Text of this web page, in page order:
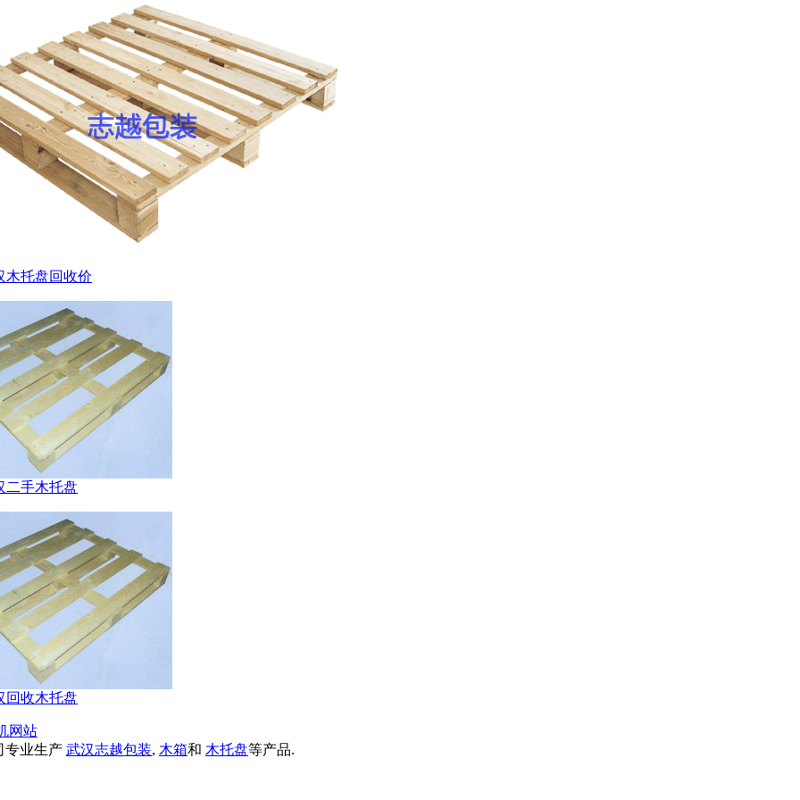
木托盘回收价
二手木托盘
回收木托盘
网站
专业生产 武汉志越包装, 木箱和 木托盘等产品.